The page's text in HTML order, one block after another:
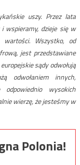
uszy. Przez lata
wspieramy, dzieje się w
wartości. Wszystko, od
jest przedstawiane
sądy odwołują
odwołaniem innych,
wysokich
wierzę, że jesteśmy w
Polonia!